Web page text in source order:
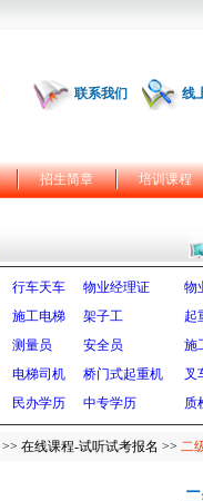
联系我们 线
招生简章 培训课程
行车天车 物业经理证
物
施工电梯 架子工
起
测量员 安全员
施
电梯司机 桥门式起重机
叉
民办学历 中专学历 质
>> 在线课程-试听试考报名 >> 二